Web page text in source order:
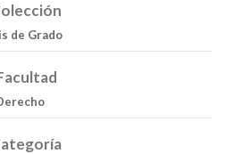
de Grado